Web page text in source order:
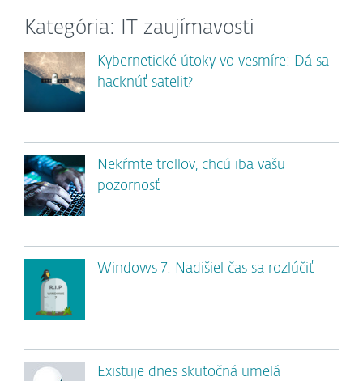
Kategória: IT zaujímavosti
Kybernetické útoky vo vesmíre: Dá sa
hacknúť satelit?
Nekŕmte trollov, chcú iba vašu
pozornosť
Windows 7: Nadišiel čas sa rozlúčiť
Existuje dnes skutočná umelá